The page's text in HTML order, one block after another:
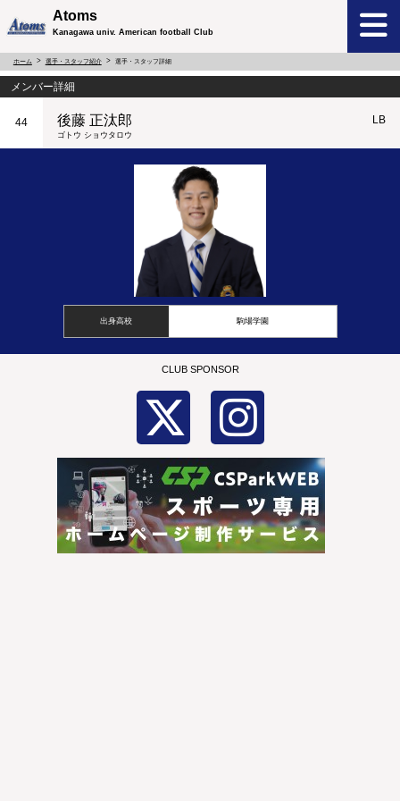
Atoms
Kanagawa univ. American football Club
ホーム 選手・スタッフ紹介 選手・スタッフ詳細
メンバー詳細
44 後藤 正汰郎
ゴトウ ショウタロウ
LB
出身高校 駒場学園
CLUB SPONSOR